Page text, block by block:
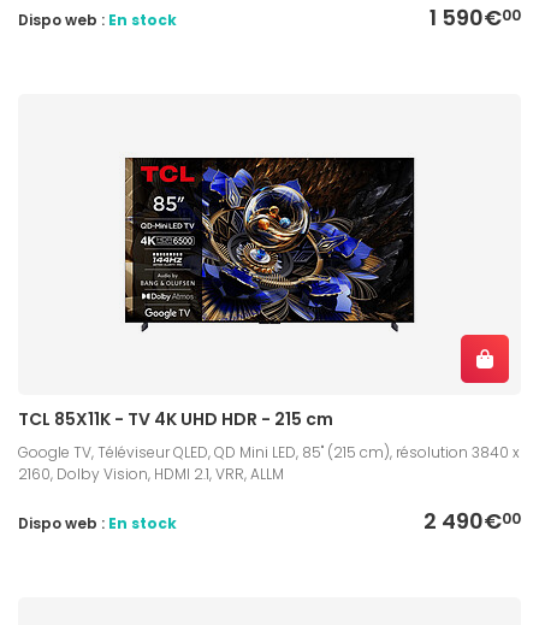
1 590€00
Dispo web : En stock
TCL 85X11K - TV 4K UHD HDR - 215 cm
Google TV, Téléviseur QLED, QD Mini LED, 85" (215 cm), résolution 3840 x
2160, Dolby Vision, HDMI 2.1, VRR, ALLM
2 490€00
Dispo web : En stock